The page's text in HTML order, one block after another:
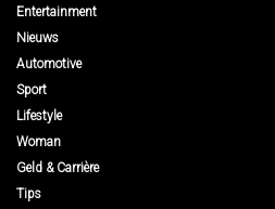
Entertainment
Nieuws
Automotive
Sport
Lifestyle
Woman
Geld & Carrière
Tips